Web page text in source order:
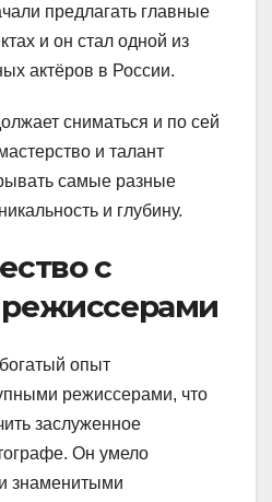
предлагать главные
и он стал одной из
актёров в России.
сниматься и по сей
и талант
самые разные
и глубину.
с
опыт
режиссерами, что
заслуженное
Он умело
знаменитыми